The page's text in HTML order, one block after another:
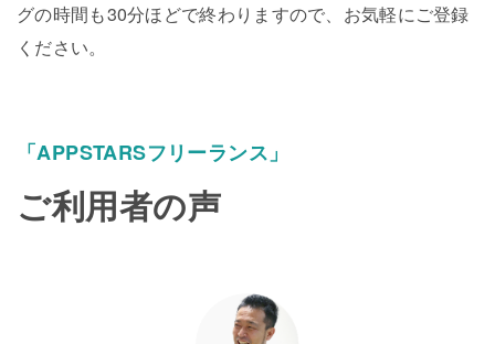
グの時間も30分ほどで終わりますので、お気軽にご登録
ください。
「APPSTARSフリーランス」
ご利用者の声